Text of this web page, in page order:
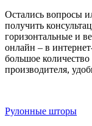
Остались вопросы
получить
горизонтальные и
онлайн – в
большое
производителя,
Рулонные шторы